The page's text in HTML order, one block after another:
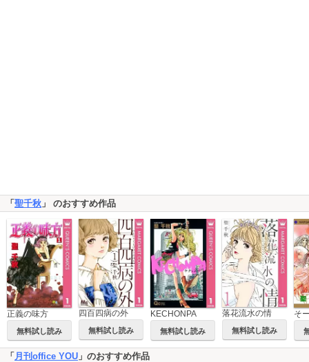
「 聖千秋 」 のおすすめ作品
正義の味方
無料試し読み
四百四病の外
無料試し読み
KECHONPA
無料試し読み
落花流水の情
無料試し読み
「月刊office YOU 」のおすすめ作品